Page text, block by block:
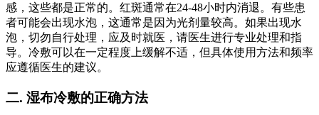
感，这些都是正常的。红斑通常在24-48小时内消退。有些患
者可能会出现水泡，这通常是因为光剂量较高。如果出现水
泡，切勿自行处理，应及时就医，请医生进行专业处理和指
导。冷敷可以在一定程度上缓解不适，但具体使用方法和频率
应遵循医生的建议。
二. 湿布冷敷的正确方法